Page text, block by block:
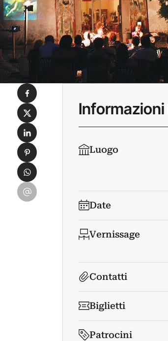
Luogo
Date
Vernissage
Contatti
Biglietti
Patrocini
Condividi su Facebook
Condividi su X
Condividi su LinkedIn
Condividi su Pinterest
Condividi su WhatsApp
Condividi su Email